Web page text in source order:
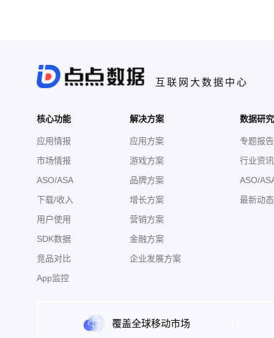
互联网大数据中心
核心功能
应用情报
市场情报
ASO/ASA
下载/收入
用户使用
SDK数据
竞品对比
App监控
解决方案
应用方案
游戏方案
品牌方案
增长方案
营销方案
金融方案
企业发展方案
数据研
专题报告
行业资讯
ASO/
最新动态
覆盖全球移动市场